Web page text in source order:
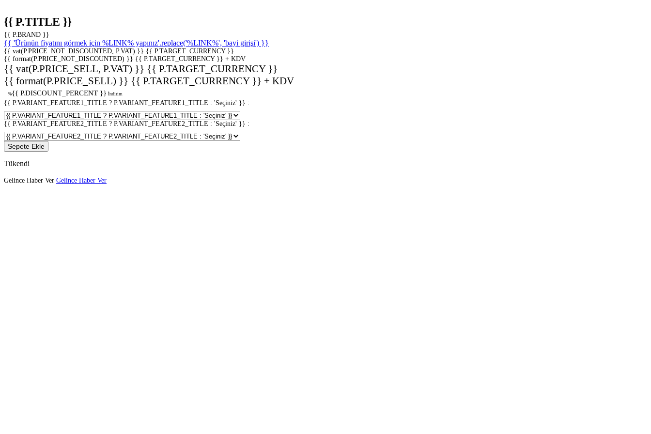
{{ P.TITLE }}
{{ P.BRAND }}
{{ 'Ürünün fiyatını görmek için %LINK% yapınız'.replace('%LINK%', 'bayi girişi') }}
{{ vat(P.PRICE_NOT_DISCOUNTED, P.VAT) }} {{ P.TARGET_CURRENCY }}
{{ format(P.PRICE_NOT_DISCOUNTED) }} {{ P.TARGET_CURRENCY }} + KDV
{{ vat(P.PRICE_SELL, P.VAT) }} {{ P.TARGET_CURRENCY }}
{{ format(P.PRICE_SELL) }} {{ P.TARGET_CURRENCY }} + KDV
%{{ P.DISCOUNT_PERCENT }} İndirim
{{ P.VARIANT_FEATURE1_TITLE ? P.VARIANT_FEATURE1_TITLE : 'Seçiniz' }} :
{{ P.VARIANT_FEATURE2_TITLE ? P.VARIANT_FEATURE2_TITLE : 'Seçiniz' }} :
Sepete Ekle
Tükendi
Gelince Haber Ver Gelince Haber Ver